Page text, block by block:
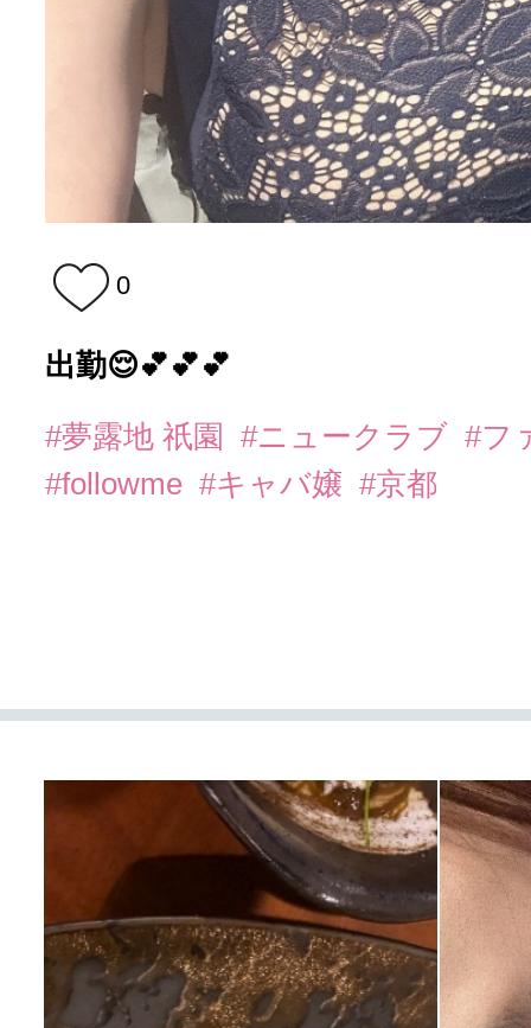
0
出勤😌💕💕💕
#夢露地 祇園 #ニュークラブ #フ
#followme #キャバ嬢 #京都